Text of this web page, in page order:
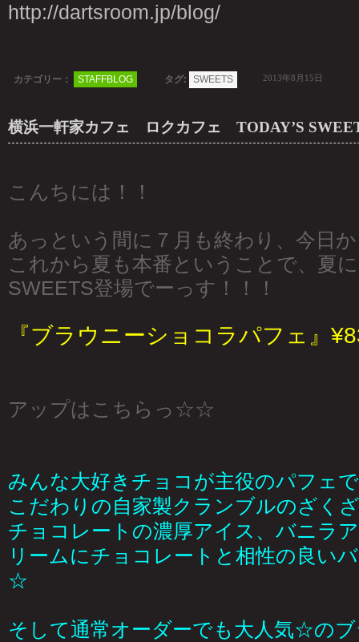
http://dartsroom.jp/blog/
カテゴリー： STAFFBLOG タグ: SWEETS 2013年8月15日
横浜一軒家カフェ ロクカフェ TODAY’S
こんちには！！
あっという間に７月も終わり、今日
これから夏も本番ということで、夏
SWEETS登場でーっす！！！
『ブラウニーショコラパフェ』
アップはこちらっ☆☆
みんな大好きチョコが主役のパフェ
こだわりの自家製クランブルのざく
チョコレートの濃厚アイス、バニラ
リームにチョコレートと相性の良い
☆
そして通常オーダーでも大人気☆の